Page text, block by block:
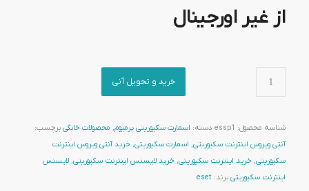
از غیر اورجینال
خرید و تحویل آنی
شناسه محصول: essp1 دسته: اسمارت سکیوریتی پرمیوم, محصولات خانگی برچسب:
آنتی ویروس اینترنت سکیوریتی, اسمارت سکیوریتی, خرید آنتی ویروس اینترنت
سکیوریتی, خرید اینترنت سکیوریتی, خرید لایسنس اینترنت سکیوریتی, لایسنس
اینترنت سکیوریتی برند: eset